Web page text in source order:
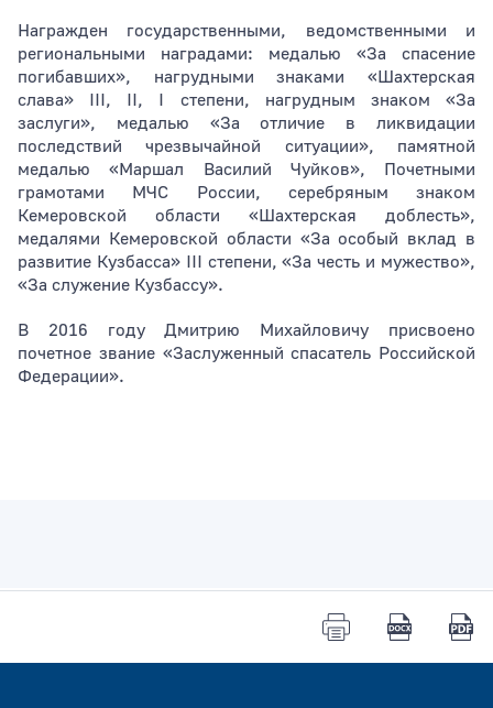
Награжден государственными, ведомственными и
региональными наградами: медалью «За спасение
погибавших», нагрудными знаками «Шахтерская
слава» III, II, I степени, нагрудным знаком «За
заслуги», медалью «За отличие в ликвидации
последствий чрезвычайной ситуации», памятной
медалью «Маршал Василий Чуйков», Почетными
грамотами МЧС России, серебряным знаком
Кемеровской области «Шахтерская доблесть»,
медалями Кемеровской области «За особый вклад в
развитие Кузбасса» III степени, «За честь и мужество»,
«За служение Кузбассу».
В 2016 году Дмитрию Михайловичу присвоено
почетное звание «Заслуженный спасатель Российской
Федерации».